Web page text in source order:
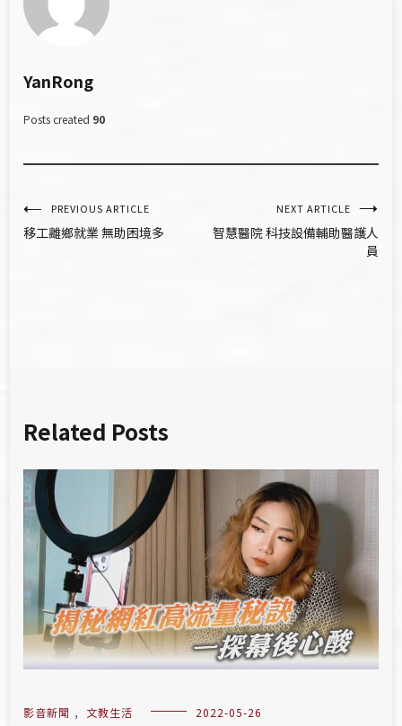
YanRong
Posts created 90
文
章
PREVIOUS ARTICLE
移工離鄉就業 無助困境多
NEXT ARTICLE
智慧醫院 科技設備輔助醫護人
員
Related Posts
影音新聞 , 文教生活 2022-05-26